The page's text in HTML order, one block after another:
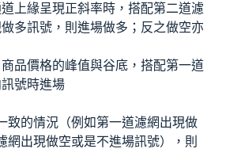
上緣呈現正斜率時，搭配第二道濾
多訊號，則進場做多；反之做空亦
品價格的峰值與谷底，搭配第一道
號時進場
致的情況（例如第一道濾網出現做
網出現做空或是不進場訊號），則